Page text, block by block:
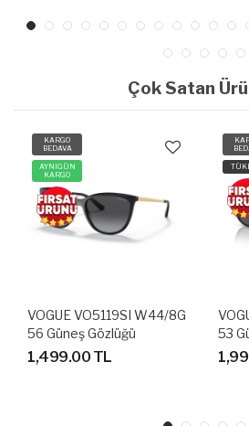
Çok Satan
KARGO
BEDAVA
AYNIGÜN
KARGO
VOGUE VO5119SI W44/8G
56 Güneş Gözlüğü
1,499.00 TL
53